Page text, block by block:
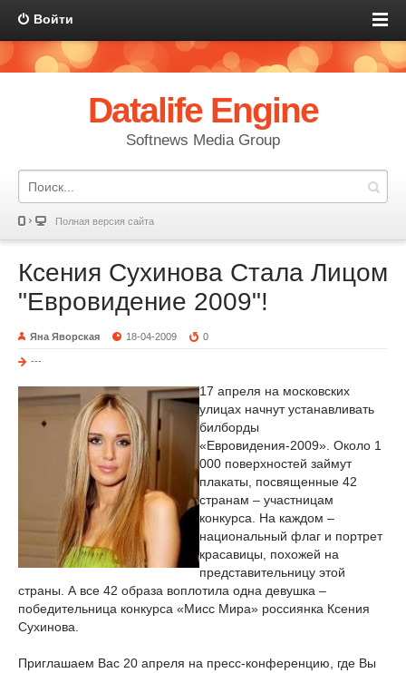
Войти
Datalife Engine
Softnews Media Group
Полная версия сайта
Ксения Сухинова Стала Лицом
"Евровидение 2009"!
Яна Яворская 18-04-2009 0
---
17 апреля на московских
улицах начнут устанавливать
билборды
«Евровидения-2009». Около 1
000 поверхностей займут
плакаты, посвященные 42
странам – участницам
конкурса. На каждом –
национальный флаг и портрет
красавицы, похожей на
представительницу этой
страны. А все 42 образа воплотила одна девушка –
победительница конкурса «Мисс Мира» россиянка Ксения
Сухинова.
Приглашаем Вас 20 апреля на пресс-конференцию, где Вы